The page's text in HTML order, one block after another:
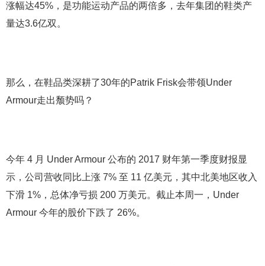
涨幅达45%，是功能运动产品的两倍多，去年集团的鞋类产
量达3.6亿双。
那么，在鞋品类深耕了30年的Patrik Frisk会带领Under
Armour走出颓势吗？
今年 4 月 Under Armour 公布的 2017 财年第一季度财报显
示，公司营收同比上涨 7% 至 11 亿美元，其中北美地区收入
下滑 1%，总体净亏损 200 万美元。截止本周一，Under
Armour 今年的股价下跌了 26%。